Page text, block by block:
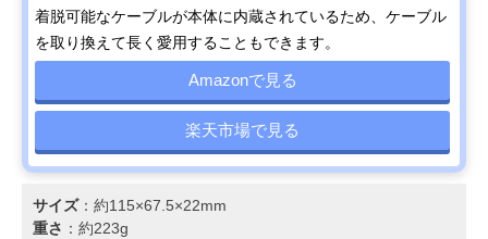
着脱可能なケーブルが本体に内蔵されているため、ケーブル
を取り換えて長く愛用することもできます。
Amazonで見る
楽天市場で見る
サイズ：約115×67.5×22mm
重さ ：約223g